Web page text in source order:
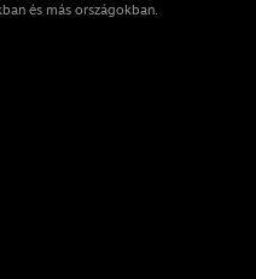
és más országokban.